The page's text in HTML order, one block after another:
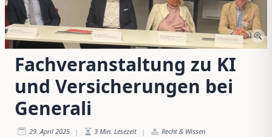
Fachveranstaltung zu KI
und Versicherungen bei
Generali
29. April 2025 | 3 Min. Lesezeit | Recht & Wissen